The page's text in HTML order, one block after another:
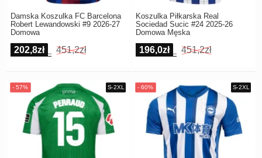
Damska Koszulka FC Barcelona
Robert Lewandowski #9 2026-27
Domowa
202,8zł 451,2zł
Koszulka Piłkarska Real
Sociedad Sucic #24 2025-26
Domowa Męska
196,0zł 451,2zł